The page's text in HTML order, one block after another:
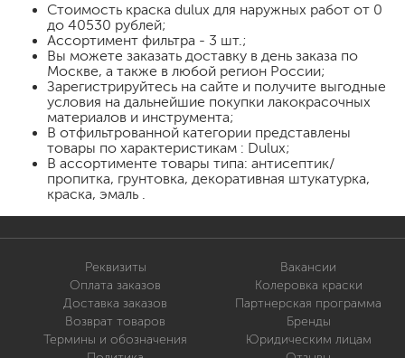
Стоимость краска dulux для наружных работ от 0
до 40530 рублей;
Ассортимент фильтра - 3 шт.;
Вы можете заказать доставку в день заказа по
Москве, а также в любой регион России;
Зарегистрируйтесь на сайте и получите выгодные
условия на дальнейшие покупки лакокрасочных
материалов и инструмента;
В отфильтрованной категории представлены
товары по характеристикам : Dulux;
В ассортименте товары типа: антисептик/
пропитка, грунтовка, декоративная штукатурка,
краска, эмаль .
Реквизиты
Оплата заказов
Доставка заказов
Возврат товаров
Термины и обозначения
Вакансии
Колеровка краски
Партнерская программа
Бренды
Юридическим лицам